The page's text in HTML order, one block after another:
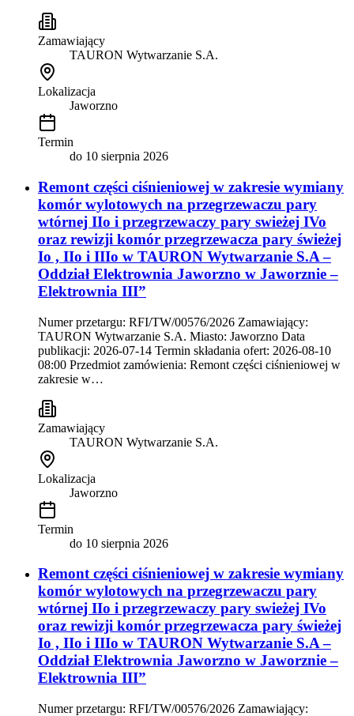
Zamawiający
TAURON Wytwarzanie S.A.
Lokalizacja
Jaworzno
Termin
do 10 sierpnia 2026
Remont części ciśnieniowej w zakresie wymiany
komór wylotowych na przegrzewaczu pary
wtórnej IIo i przegrzewaczy pary swieżej IVo
oraz rewizji komór przegrzewacza pary świeżej
Io , IIo i IIIo w TAURON Wytwarzanie S.A –
Oddział Elektrownia Jaworzno w Jaworznie –
Elektrownia III”
Numer przetargu: RFI/TW/00576/2026 Zamawiający:
TAURON Wytwarzanie S.A. Miasto: Jaworzno Data
publikacji: 2026-07-14 Termin składania ofert: 2026-08-10
08:00 Przedmiot zamówienia: Remont części ciśnieniowej w
zakresie w…
Zamawiający
TAURON Wytwarzanie S.A.
Lokalizacja
Jaworzno
Termin
do 10 sierpnia 2026
Remont części ciśnieniowej w zakresie wymiany
komór wylotowych na przegrzewaczu pary
wtórnej IIo i przegrzewaczy pary swieżej IVo
oraz rewizji komór przegrzewacza pary świeżej
Io , IIo i IIIo w TAURON Wytwarzanie S.A –
Oddział Elektrownia Jaworzno w Jaworznie –
Elektrownia III”
Numer przetargu: RFI/TW/00576/2026 Zamawiający: